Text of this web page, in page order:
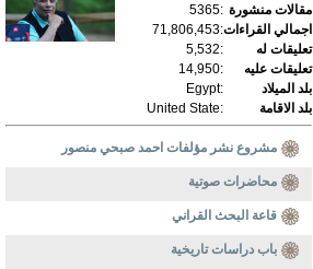
مقالات منشورة :
5365
اجمالي القراءات:
71,806,453
تعليقات له
:
5,532
تعليقات عليه
:
14,950
بلد الميلاد
:
Egypt
بلد الاقامة
:
United State
مشروع نشر مؤلفات احمد صبحي منصور
محاضرات صوتية
قاعة البحث القراني
باب دراسات تاريخية